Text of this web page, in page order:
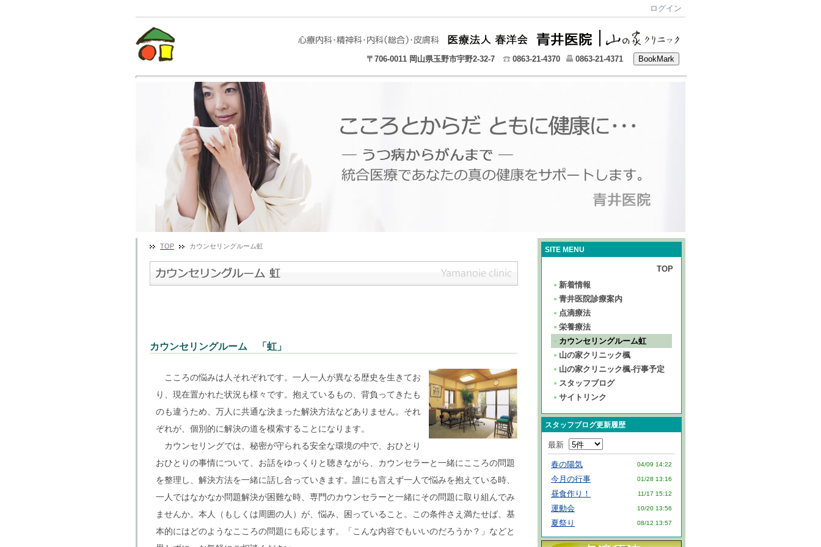
ログイン
〒706-0011 岡山県玉野市宇野2-32-7 0863-21-4370 0863-21-4371
TOP カウンセリングルーム虹
カウンセリングルーム 「虹」
こころの悩みは人それぞれです。一人一人が異なる歴史を生きてお
り、現在置かれた状況も様々です。抱えているもの、背負ってきたも
のも違うため、万人に共通な決まった解決方法などありません。それ
ぞれが、個別的に解決の道を模索することになります。
カウンセリングでは、秘密が守られる安全な環境の中で、おひとり
おひとりの事情について、お話をゆっくりと聴きながら、カウンセラーと一緒にこころの問題
を整理し、解決方法を一緒に話し合っていきます。誰にも言えず一人で悩みを抱えている時、
一人ではなかなか問題解決が困難な時、専門のカウンセラーと一緒にその問題に取り組んでみ
ませんか。本人（もしくは周囲の人）が、悩み、困っていること。この条件さえ満たせば、基
本的にはどのようなこころの問題にも応じます。「こんな内容でもいいのだろうか？」などと
SITE MENU
TOP
新着情報
青井医院診療案内
点滴療法
栄養療法
カウンセリングルーム虹
山の家クリニック楓
山の家クリニック楓-行事予定
スタッフブログ
サイトリンク
スタッフブログ更新履歴
最新
春の陽気 04/09 14:22
今月の行事 01/28 13:16
昼食作り！ 11/17 15:12
運動会 10/20 13:56
夏祭り 08/12 13:57